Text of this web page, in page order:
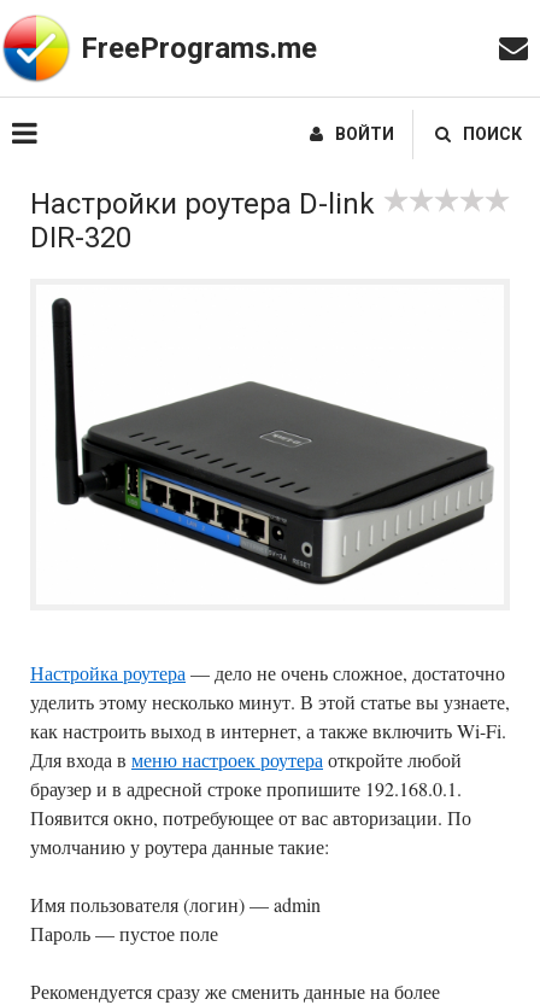
FreePrograms.me
ВОЙТИ ПОИСК
Настройки роутера D-link
DIR-320
Настройка роутера — дело не очень сложное, достаточно
уделить этому несколько минут. В этой статье вы узнаете,
как настроить выход в интернет, а также включить Wi-Fi.
Для входа в меню настроек роутера откройте любой
браузер и в адресной строке пропишите 192.168.0.1.
Появится окно, потребующее от вас авторизации. По
умолчанию у роутера данные такие:
Имя пользователя (логин) — admin
Пароль — пустое поле
Рекомендуется сразу же сменить данные на более